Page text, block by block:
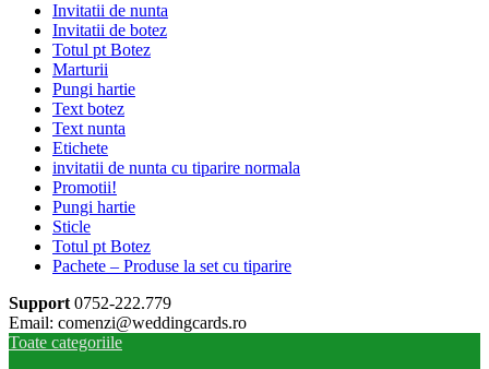
Invitatii de nunta
Invitatii de botez
Totul pt Botez
Marturii
Pungi hartie
Text botez
Text nunta
Etichete
invitatii de nunta cu tiparire normala
Promotii!
Pungi hartie
Sticle
Totul pt Botez
Pachete – Produse la set cu tiparire
Support 0752-222.779
Email: comenzi@weddingcards.ro
Toate categoriile